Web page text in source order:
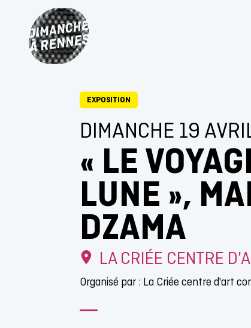
EXPOSITION
DIMANCHE 19
« LE
LUNE »,
DZAMA
LA CRIÉE CENTRE
Organisé par : La Criée centre d'art